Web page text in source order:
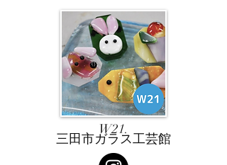
W21.
三田市ガラス工芸館